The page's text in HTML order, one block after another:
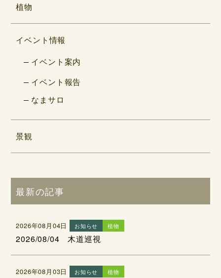
植物
イベント情報
イベント案内
イベント報告
なまサロ
景観
最新の記事
2026年08月04日 お知らせ 植物
2026/08/04 木道巡視
2026年08月03日 お知らせ 植物